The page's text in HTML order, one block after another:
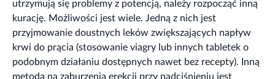
utrzymują się problemy z potencją, należy rozpocząć inną
kurację. Możliwości jest wiele. Jedną z nich jest
przyjmowanie doustnych leków zwiększających napływ
krwi do prącia (stosowanie viagry lub innych tabletek o
podobnym działaniu dostępnych nawet bez recepty). Inną
metodą na zaburzenia erekcji przy nadciśnieniu jest